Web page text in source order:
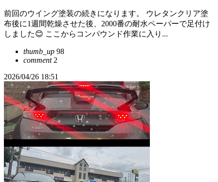
前回のウイング塗装の続きになります。 ウレタンクリア塗
布後に1週間乾燥させた後、2000番の耐水ペーパーで足付け
しました😊 ここからコンパウンド作業に入り...
thumb_up 98
comment2
2026/04/26 18:51